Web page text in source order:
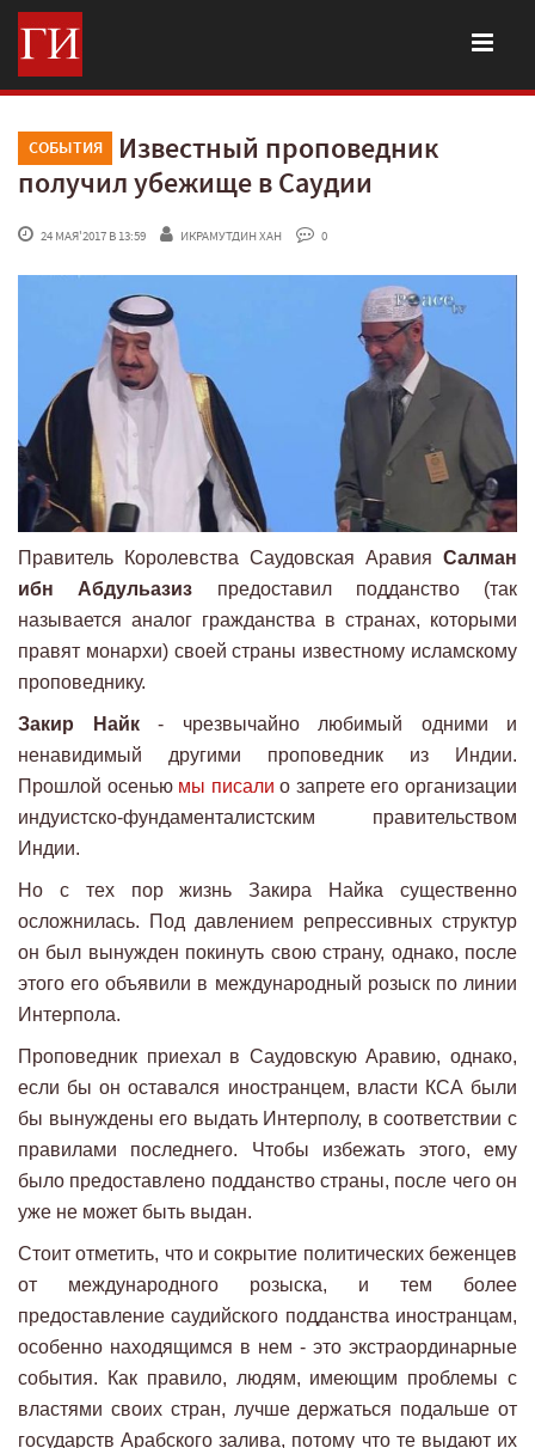
СОБЫТИЯ
Известный проповедник
получил убежище в Саудии
24 МАЯ'2017 В 13:59 ИКРАМУТДИН ХАН 0
Правитель Королевства Саудовская Аравия Салман
ибн Абдульазиз предоставил подданство (так
называется аналог гражданства в странах, которыми
правят монархи) своей страны известному исламскому
проповеднику.
Закир Найк- чрезвычайно любимый одними и
ненавидимый другими проповедник из Индии.
Прошлой осенью мы писали о запрете его организации
индуистско-фундаменталистским правительством
Индии.
Но с тех пор жизнь Закира Найка существенно
осложнилась. Под давлением репрессивных структур
он был вынужден покинуть свою страну, однако, после
этого его объявили в международный розыск по линии
Интерпола.
Проповедник приехал в Саудовскую Аравию, однако,
если бы он оставался иностранцем, власти КСА были
бы вынуждены его выдать Интерполу, в соответствии с
правилами последнего. Чтобы избежать этого, ему
было предоставлено подданство страны, после чего он
уже не может быть выдан.
Стоит отметить, что и сокрытие политических беженцев
от международного розыска, и тем более
предоставление саудийского подданства иностранцам,
особенно находящимся в нем - это экстраординарные
события. Как правило, людям, имеющим проблемы с
властями своих стран, лучше держаться подальше от
государств Арабского залива, потому что те выдают их